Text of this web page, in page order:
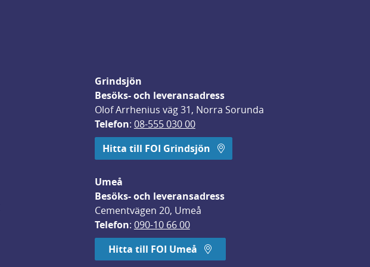
Grindsjön
Besöks- och leveransadress
Olof Arrhenius väg 31, Norra Sorunda
Telefon: 08-555 030 00
Hitta till FOI Grindsjön
Umeå
Besöks- och leveransadress
Cementvägen 20, Umeå
Telefon: 090-10 66 00
Hitta till FOI Umeå